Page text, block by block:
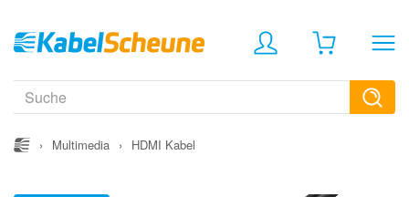
› Multimedia › HDMI Kabel